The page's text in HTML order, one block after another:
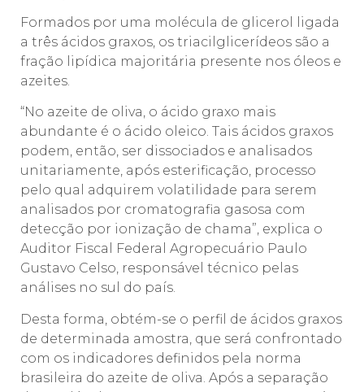
Formados por uma molécula de glicerol ligada
a três ácidos graxos, os triacilglicerídeos são a
fração lipídica majoritária presente nos óleos e
azeites.
“No azeite de oliva, o ácido graxo mais
abundante é o ácido oleico. Tais ácidos graxos
podem, então, ser dissociados e analisados
unitariamente, após esterificação, processo
pelo qual adquirem volatilidade para serem
analisados por cromatografia gasosa com
detecção por ionização de chama”, explica o
Auditor Fiscal Federal Agropecuário Paulo
Gustavo Celso, responsável técnico pelas
análises no sul do país.
Desta forma, obtém-se o perfil de ácidos graxos
de determinada amostra, que será confrontado
com os indicadores definidos pela norma
brasileira do azeite de oliva. Após a separação